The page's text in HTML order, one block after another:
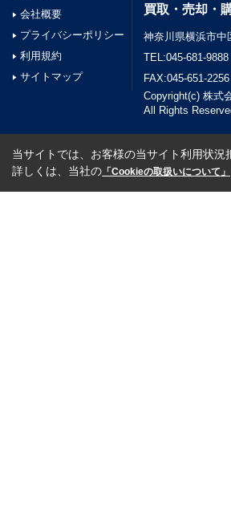
会社概要
プライバシーポリシー
利用規約
サイトマップ
買取・売却・
神奈川県横浜市中
TEL:045-681-9888
FAX:045-651-2256
Copyright(c) 株式
All Rights
当サイトでは、お客様の当サイト利用状
詳しくは、当社の 「Cookieの取扱いについて」